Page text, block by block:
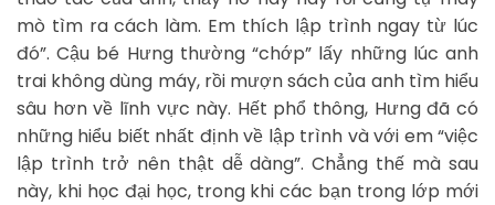
mò tìm ra cách làm. Em thích lập trình ngay từ lúc
đó”. Cậu bé Hưng thường “chớp” lấy những lúc anh
trai không dùng máy, rồi mượn sách của anh tìm hiểu
sâu hơn về lĩnh vực này. Hết phổ thông, Hưng đã có
những hiểu biết nhất định về lập trình và với em “việc
lập trình trở nên thật dễ dàng”. Chẳng thế mà sau
này, khi học đại học, trong khi các bạn trong lớp mới